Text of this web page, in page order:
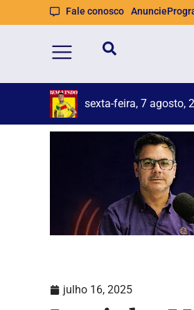
Fale conosco Anuncie
sexta-feira, 7 agosto,
julho 16, 2025